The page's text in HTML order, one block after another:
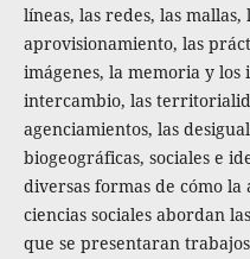
líneas, las redes, las mallas,
aprovisionamiento, las
imágenes, la memoria y
intercambio, las
agenciamientos, las
biogeográficas, sociales e
diversas formas de cómo
ciencias sociales abordan
que se presentaran